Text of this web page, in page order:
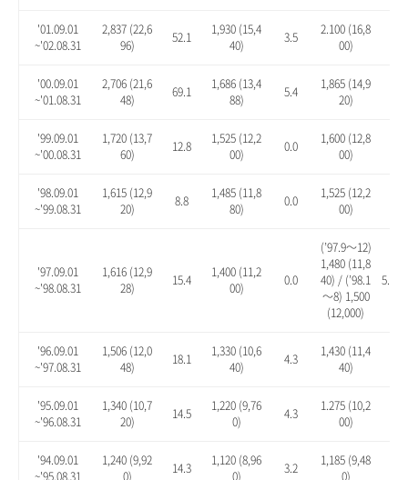
'01.09.01
~'02.08.31
2,837 (22,6
96)
52.1
1,930 (15,4
40)
3.5
2.100 (16,8
00)
'00.09.01
~'01.08.31
2,706 (21,6
48)
69.1
1,686 (13,4
88)
5.4
1,865 (14,9
20)
'99.09.01
~'00.08.31
1,720 (13,7
60)
12.8
1,525 (12,2
00)
0.0
1,600 (12,8
00)
'98.09.01
~'99.08.31
1,615 (12,9
20)
8.8
1,485 (11,8
80)
0.0
1,525 (12,2
00)
'97.09.01
~'98.08.31
1,616 (12,9
28)
15.4
1,400 (11,2
00)
0.0
(’97.9～12)
1,480 (11,8
40) / (’98.1
～8) 1,500
(12,000)
5.7 /
'96.09.01
~'97.08.31
1,506 (12,0
48)
18.1
1,330 (10,6
40)
4.3
1,430 (11,4
40)
'95.09.01
~'96.08.31
1,340 (10,7
20)
14.5
1,220 (9,76
0)
4.3
1.275 (10,2
00)
'94.09.01
~'95.08.31
1,240 (9,92
0)
14.3
1,120 (8,96
0)
3.2
1,185 (9,48
0)